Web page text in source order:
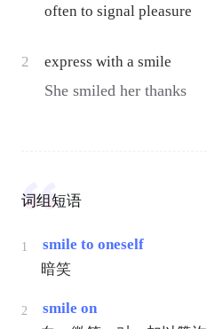
often to signal pleasure
2 express with a smile
She smiled her thanks
词组短语
1
smile to oneself
暗笑
2
smile on